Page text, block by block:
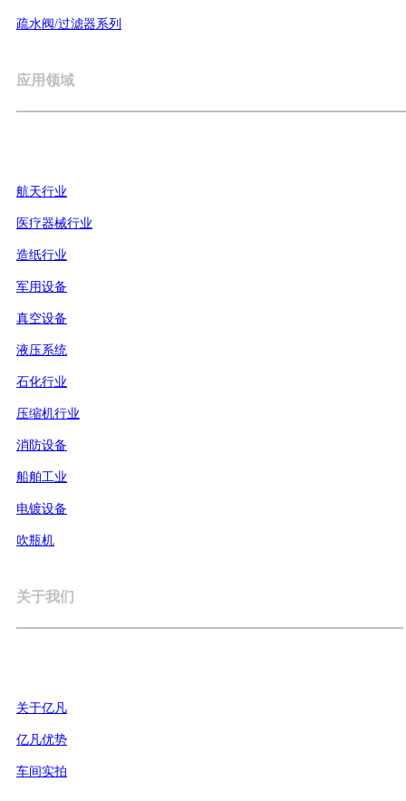
疏水阀/过滤器系列
应用领域
航天行业
医疗器械行业
造纸行业
军用设备
真空设备
液压系统
石化行业
压缩机行业
消防设备
船舶工业
电镀设备
吹瓶机
关于我们
关于亿凡
亿凡优势
车间实拍